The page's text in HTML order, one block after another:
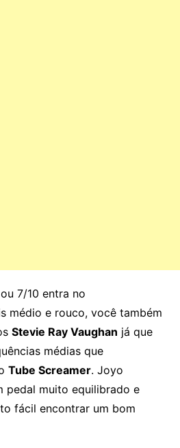
7/10 entra no
médio e rouco, você também
Stevie Ray Vaughan já que
médias que
Tube Screamer. Joyo
pedal muito equilibrado e
fácil encontrar um bom